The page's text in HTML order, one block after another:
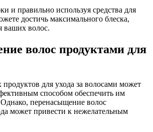
и правильно используя средства для
достичь максимального блеска,
ваших волос.
волос продуктами для
для ухода за волосами может
способом обеспечить им
Однако, перенасыщение волос
может привести к нежелательным